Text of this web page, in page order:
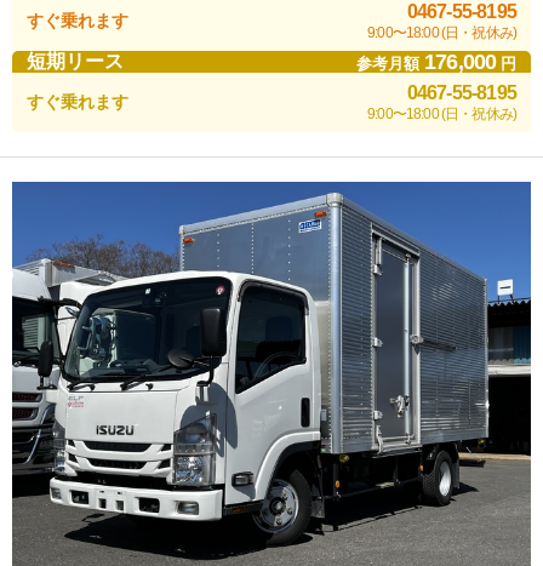
すぐ乗れます 0467-55-8195
9:00〜18:00 (日・祝休み)
短期リース 参考月額 176,000円
すぐ乗れます 0467-55-8195
9:00〜18:00 (日・祝休み)